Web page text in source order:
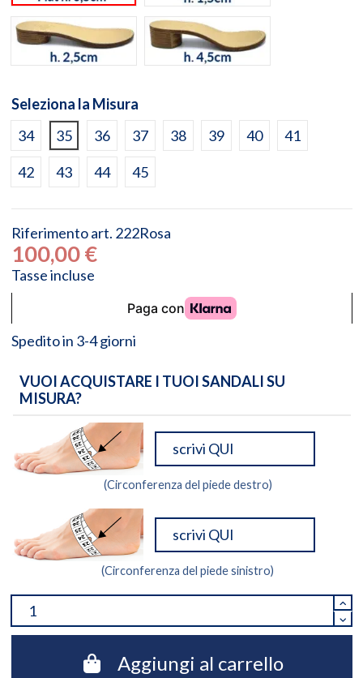
h. 2,5cm h. 4,5cm
Seleziona la Misura
34
35 36 37 38 39 40 41
42 43 44 45
Riferimento art. 222Rosa
100,00 €
Tasse incluse
Spedito in 3-4 giorni
VUOI ACQUISTARE I TUOI SANDALI SU
MISURA?
(Circonferenza del piede destro)
(Circonferenza del piede sinistro)
Aggiungi al carrello